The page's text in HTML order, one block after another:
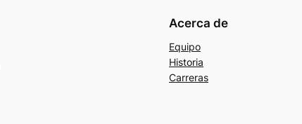
Acerca de
Equipo
Historia
Carreras